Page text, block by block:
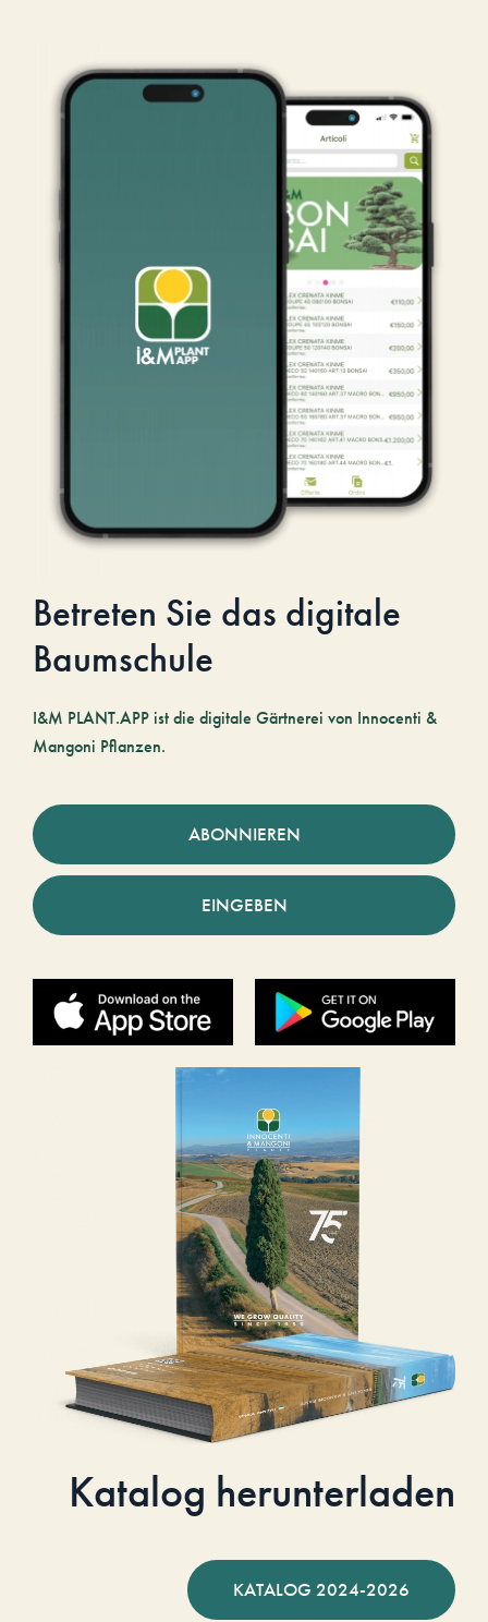
Betreten Sie das digitale
Baumschule
I&M PLANT.APP ist die digitale Gärtnerei von Innocenti &
Mangoni Pflanzen.
ABONNIEREN
EINGEBEN
Katalog herunterladen
KATALOG 2024-2026